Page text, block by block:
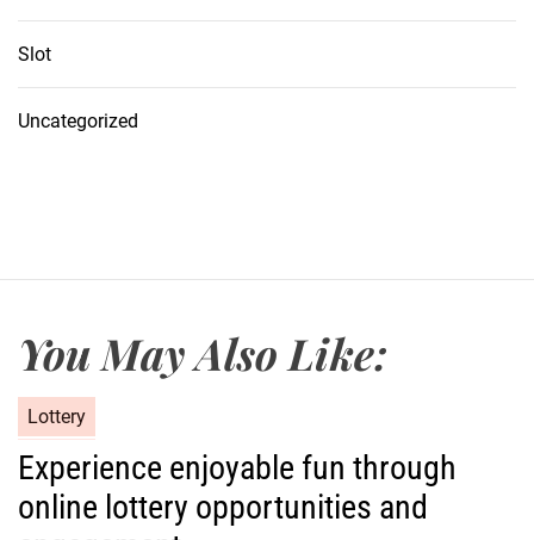
Slot
Uncategorized
You May Also Like:
a
e
Lottery
Experience enjoyable fun through
online lottery opportunities and